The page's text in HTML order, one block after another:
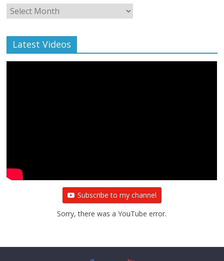
Monthly
Archive
Latest Videos
Subscribe to my channel
Sorry, there was a YouTube error.